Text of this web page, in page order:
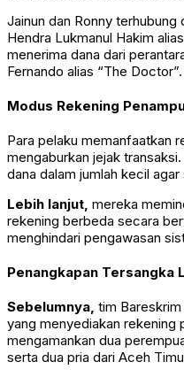
Jainun dan Ronny
Hendra Lukmanul Hakim
menerima dana dari
Fernando alias “The Doctor”.
Modus Rekening
Para pelaku memanfaatkan
mengaburkan jejak transaksi.
dana dalam jumlah kecil
Lebih lanjut, mereka
rekening berbeda secara
menghindari pengawasan
Penangkapan Tersangka
Sebelumnya, tim
yang menyediakan rekening
mengamankan dua
serta dua pria dari Aceh